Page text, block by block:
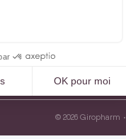
Espace Patient
© 2026 Giropharm